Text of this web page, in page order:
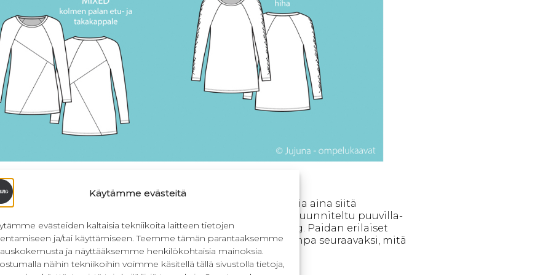
Käytämme evästeitä
evästeiden kaltaisia tekniikoita laitteen tietojen
ja/tai käyttämiseen. Teemme tämän parantaaksemme
ja näyttääksemme henkilökohtaisia mainoksia.
näihin tekniikoihin voimme käsitellä tällä sivustolla tietoja,
trikoopaita kaavaan on suunniteltu neljä eri mallia aina siitä
veikeisiin ja kauniisiin yksityiskohtiin. Kaava on suunniteltu puuvilla-
jossa elastaania on 6-8 %. Kankaan neliöpaino 220-230 g. Paidan erilaiset
vaihtelua ja monipuolisuutta kaavapakettiin. Kurkataanpa seuraavaksi, mitä
oikein sisältää.